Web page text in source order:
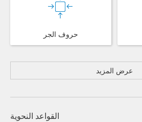
حروف الجر
عرض المزيد
القواعد النحوية